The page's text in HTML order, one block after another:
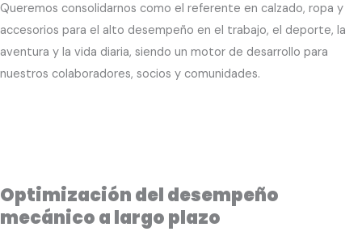
Queremos consolidarnos como el referente en calzado, ropa y
accesorios para el alto desempeño en el trabajo, el deporte, la
aventura y la vida diaria, siendo un motor de desarrollo para
nuestros colaboradores, socios y comunidades.
Optimización del desempeño
mecánico a largo plazo